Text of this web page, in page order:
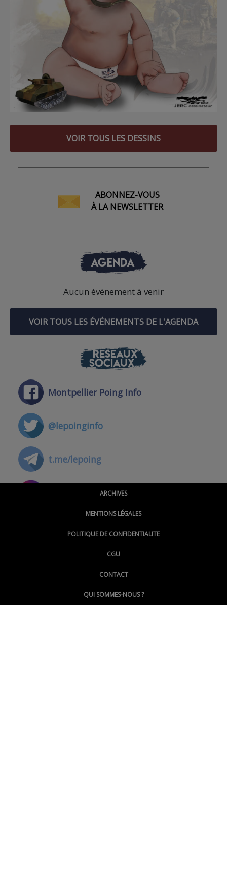
VOIR TOUS LES DESSINS
ABONNEZ-VOUS
À LA NEWSLETTER
AGENDA
Aucun événement à venir
VOIR TOUS LES ÉVÉNEMENTS DE L'AGENDA
RÉSEAUX
SOCIAUX
Montpellier Poing Info
@lepoinginfo
t.me/lepoing
@montpellierpoinginfo
@LePoingMontpellier
ARCHIVES
MENTIONS LÉGALES
POLITIQUE DE CONFIDENTIALITE
CGU
CONTACT
QUI SOMMES-NOUS ?